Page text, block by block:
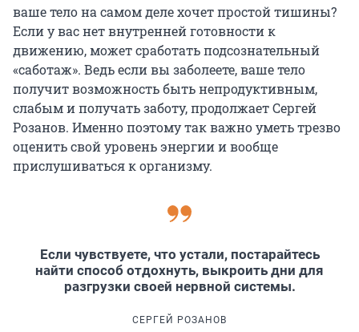
ваше тело на самом деле хочет простой тишины?
Если у вас нет внутренней готовности к
движению, может сработать подсознательный
«саботаж». Ведь если вы заболеете, ваше тело
получит возможность быть непродуктивным,
слабым и получать заботу, продолжает Сергей
Розанов. Именно поэтому так важно уметь трезво
оценить свой уровень энергии и вообще
прислушиваться к организму.
Если чувствуете, что устали, постарайтесь
найти способ отдохнуть, выкроить дни для
разгрузки своей нервной системы.
СЕРГЕЙ РОЗАНОВ